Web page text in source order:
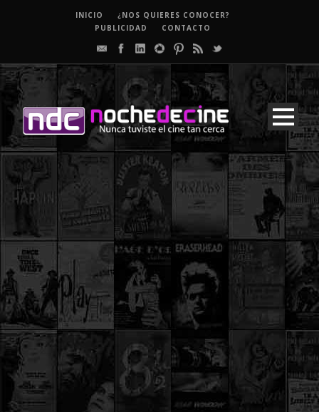
INICIO
¿NOS QUIERES CONOCER?
PUBLICIDAD
CONTACTO